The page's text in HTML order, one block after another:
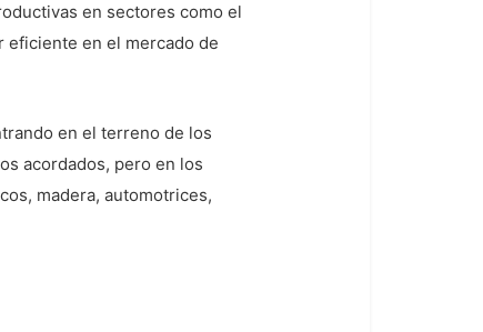
en sectores como el
eficiente en el mercado de
en el terreno de los
acordados, pero en los
madera, automotrices,